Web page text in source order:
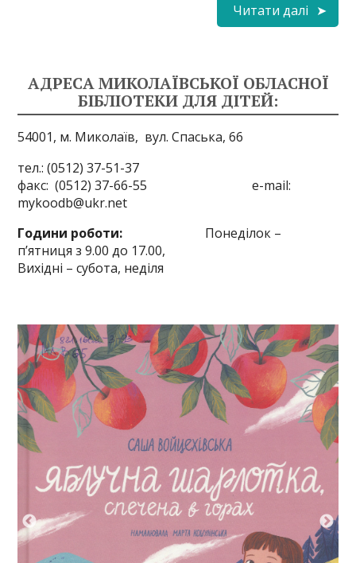
Читати далі
АДРЕСА МИКОЛАЇВСЬКОЇ ОБЛАСНОЇ
БІБЛІОТЕКИ ДЛЯ ДІТЕЙ:
54001, м. Миколаїв, вул. Спаська, 66
тел.: (0512) 37-51-37
факс: (0512) 37-66-55 e-mail:
mykoodb@ukr.net
Години роботи: Понеділок –
п’ятниця з 9.00 до 17.00,
Вихідні – субота, неділя